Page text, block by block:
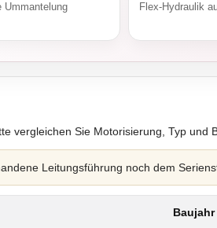
Ummantelung Flex-Hydraulik
vergleichen Sie Motorisierung, Typ und
Leitungsführung noch dem
Baujahr